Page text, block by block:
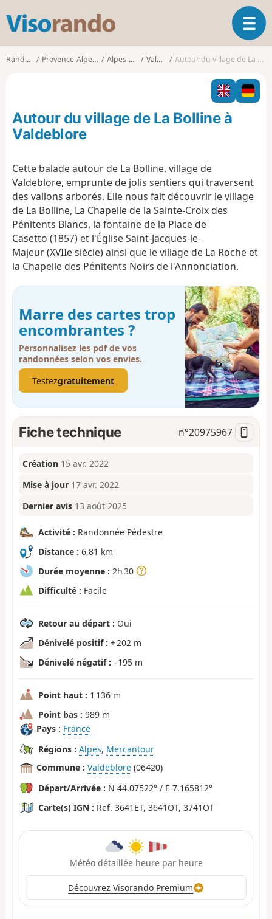
s
o
o
O
u
v
i
r
l
g
a
Randonnées Provence-Alpes-Côte d'Azur Alpes-Maritimes Valdeblore Autour du village de La Bolline à Valdeblore
Autour du village de La Bolline à
Valdeblore
Cette balade autour de La Bolline, village de
Valdeblore, emprunte de jolis sentiers qui traversent
des vallons arborés. Elle nous fait découvrir le village
de La Bolline, La Chapelle de la Sainte-Croix des
Pénitents Blancs, la fontaine de la Place de
Casetto (1857) et l'Église Saint-Jacques-le-
Majeur (XVIIe siècle) ainsi que le village de La Roche et
la Chapelle des Pénitents Noirs de l'Annonciation.
Marre des cartes trop
encombrantes ?
Personnalisez les pdf de vos
randonnées selon vos envies.
Testezgratuitement
Fiche technique n°20975967
Création 15 avr. 2022
Mise à jour 17 avr. 2022
Dernier avis 13 août 2025
Activité : Randonnée Pédestre
Distance : 6,81 km
Durée moyenne : 2h 30
Difficulté : Facile
Retour au départ : Oui
Dénivelé positif : + 202 m
Dénivelé négatif : - 195 m
Point haut : 1 136 m
Point bas : 989 m
Pays : France
Régions : Alpes, Mercantour
Commune : Valdeblore (06420)
Départ/Arrivée : N 44.07522° / E 7.165812°
Carte(s) IGN : Ref. 3641ET, 3641OT, 3741OT
Météo détaillée heure par heure
Découvrez Visorando Premium